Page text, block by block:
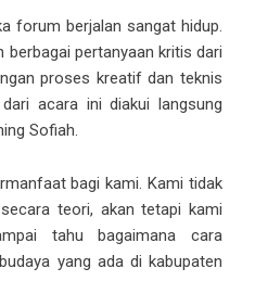
forum berjalan sangat hidup.
berbagai pertanyaan kritis dari
proses kreatif dan teknis
acara ini diakui langsung
Sofiah.
bagi kami. Kami tidak
teori, akan tetapi kami
tahu bagaimana cara
yang ada di kabupaten